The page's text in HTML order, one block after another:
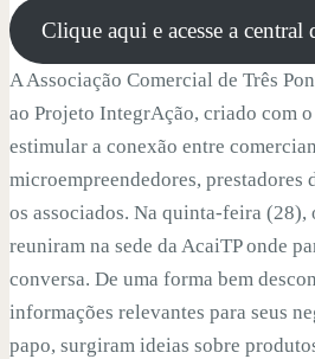
Clique aqui e acesse a central
A Associação Comercial de Três
ao Projeto IntegrAção, criado com
estimular a conexão entre
microempreendedores, prestadores
os associados. Na quinta-feira (28),
reuniram na sede da AcaiTP onde
conversa. De uma forma bem
informações relevantes para seus
papo, surgiram ideias sobre